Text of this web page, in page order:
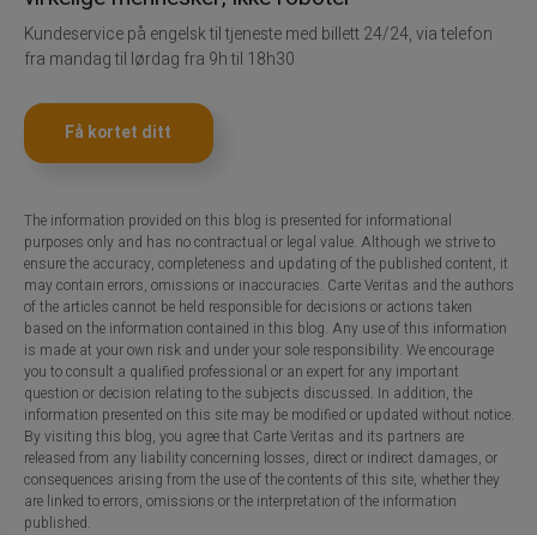
Kundeservice på engelsk til tjeneste med billett 24/24, via telefon
fra mandag til lørdag fra 9h til 18h30
Få kortet ditt
The information provided on this blog is presented for informational
purposes only and has no contractual or legal value. Although we strive to
ensure the accuracy, completeness and updating of the published content, it
may contain errors, omissions or inaccuracies. Carte Veritas and the authors
of the articles cannot be held responsible for decisions or actions taken
based on the information contained in this blog. Any use of this information
is made at your own risk and under your sole responsibility. We encourage
you to consult a qualified professional or an expert for any important
question or decision relating to the subjects discussed. In addition, the
information presented on this site may be modified or updated without notice.
By visiting this blog, you agree that Carte Veritas and its partners are
released from any liability concerning losses, direct or indirect damages, or
consequences arising from the use of the contents of this site, whether they
are linked to errors, omissions or the interpretation of the information
published.